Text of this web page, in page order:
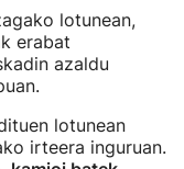
lotunean,
erabat
azaldu
lotunean
irteera inguruan.